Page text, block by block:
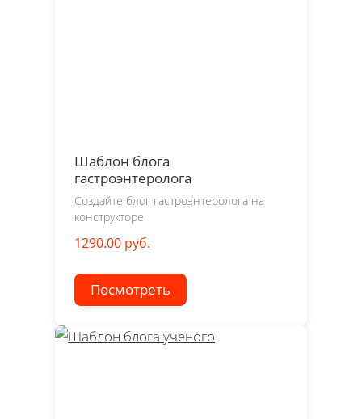
Шаблон блога
гастроэнтеролога
Создайте блог гастроэнтеролога на
конструкторе
1290.00 руб.
Посмотреть